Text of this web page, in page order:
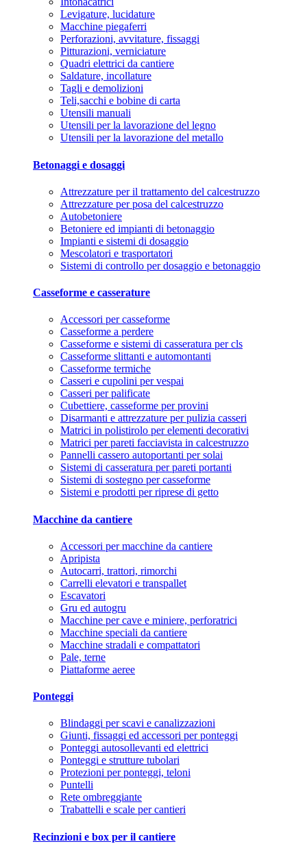
Levigature, lucidature
Macchine piegaferri
Perforazioni, avvitature, fissaggi
Pitturazioni, verniciature
Quadri elettrici da cantiere
Saldature, incollature
Tagli e demolizioni
Teli,sacchi e bobine di carta
Utensili manuali
Utensili per la lavorazione del legno
Utensili per la lavorazione del metallo
Betonaggi e dosaggi
Attrezzature per il trattamento del calcestruzzo
Attrezzature per posa del calcestruzzo
Autobetoniere
Betoniere ed impianti di betonaggio
Impianti e sistemi di dosaggio
Mescolatori e trasportatori
Sistemi di controllo per dosaggio e betonaggio
Casseforme e casserature
Accessori per casseforme
Casseforme a perdere
Casseforme e sistemi di casseratura per cls
Casseforme slittanti e automontanti
Casseforme termiche
Casseri e cupolini per vespai
Casseri per palificate
Cubettiere, casseforme per provini
Disarmanti e attrezzature per pulizia casseri
Matrici in polistirolo per elementi decorativi
Matrici per pareti facciavista in calcestruzzo
Pannelli cassero autoportanti per solai
Sistemi di casseratura per pareti portanti
Sistemi di sostegno per casseforme
Sistemi e prodotti per riprese di getto
Macchine da cantiere
Accessori per macchine da cantiere
Apripista
Autocarri, trattori, rimorchi
Carrelli elevatori e transpallet
Escavatori
Gru ed autogru
Macchine per cave e miniere, perforatrici
Macchine speciali da cantiere
Macchine stradali e compattatori
Pale, terne
Piattaforme aeree
Ponteggi
Blindaggi per scavi e canalizzazioni
Giunti, fissaggi ed accessori per ponteggi
Ponteggi autosollevanti ed elettrici
Ponteggi e strutture tubolari
Protezioni per ponteggi, teloni
Puntelli
Rete ombreggiante
Trabattelli e scale per cantieri
Recinzioni e box per il cantiere